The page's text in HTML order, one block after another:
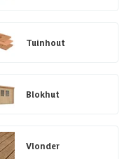
Tuinhout
Blokhut
Vlonder